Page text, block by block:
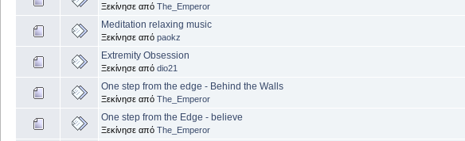
Ξεκίνησε από The_Emperor
Meditation relaxing music
Ξεκίνησε από paokz
Extremity Obsession
Ξεκίνησε από dio21
One step from the edge - Behind the Walls
Ξεκίνησε από The_Emperor
One step from the Edge - believe
Ξεκίνησε από The_Emperor